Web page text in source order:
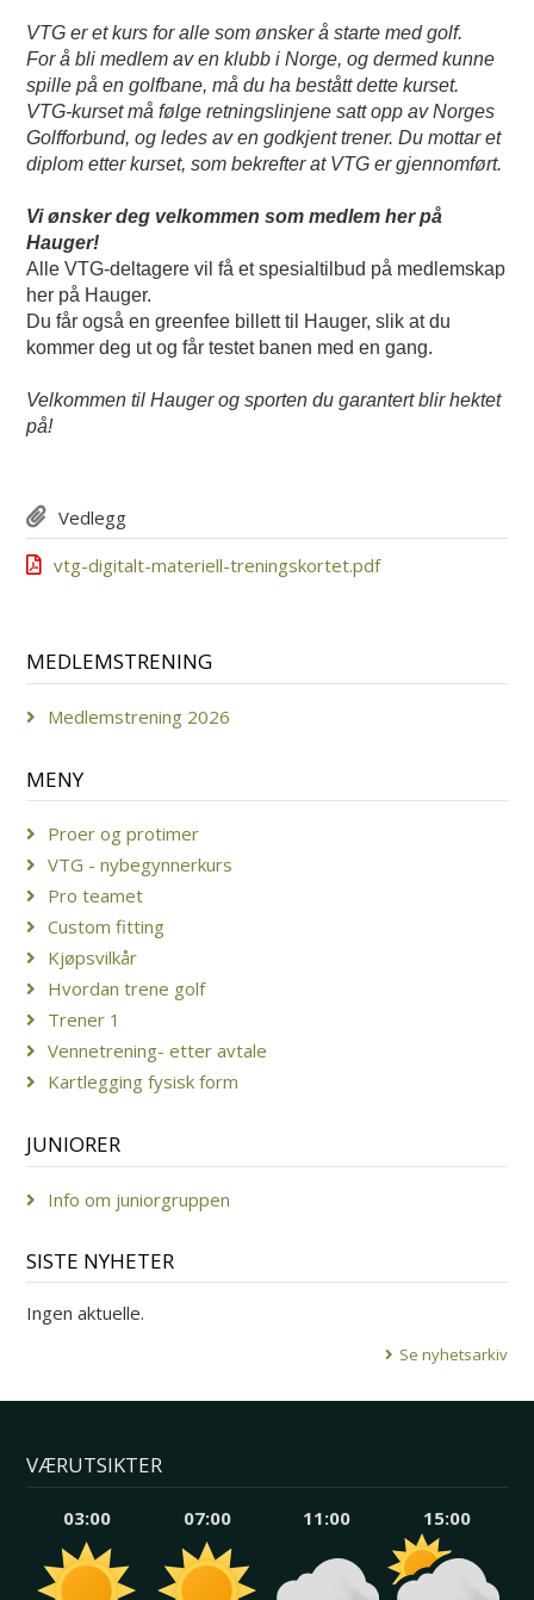
VTG er et kurs for alle som ønsker å starte med golf.
For å bli medlem av en klubb i Norge, og dermed kunne
spille på en golfbane, må du ha bestått dette kurset.
VTG-kurset må følge retningslinjene satt opp av Norges
Golfforbund, og ledes av en godkjent trener. Du mottar et
diplom etter kurset, som bekrefter at VTG er gjennomført.
Vi ønsker deg velkommen som medlem her på
Hauger!
Alle VTG-deltagere vil få et spesialtilbud på medlemskap
her på Hauger.
Du får også en greenfee billett til Hauger, slik at du
kommer deg ut og får testet banen med en gang.
Velkommen til Hauger og sporten du garantert blir hektet
på!
Vedlegg
vtg-digitalt-materiell-treningskortet.pdf
MEDLEMSTRENING
Medlemstrening 2026
MENY
Proer og protimer
VTG - nybegynnerkurs
Pro teamet
Custom fitting
Kjøpsvilkår
Hvordan trene golf
Trener 1
Vennetrening- etter avtale
Kartlegging fysisk form
JUNIORER
Info om juniorgruppen
SISTE NYHETER
Ingen aktuelle.
Se nyhetsarkiv
VÆRUTSIKTER
03:00 07:00 11:00 15:00